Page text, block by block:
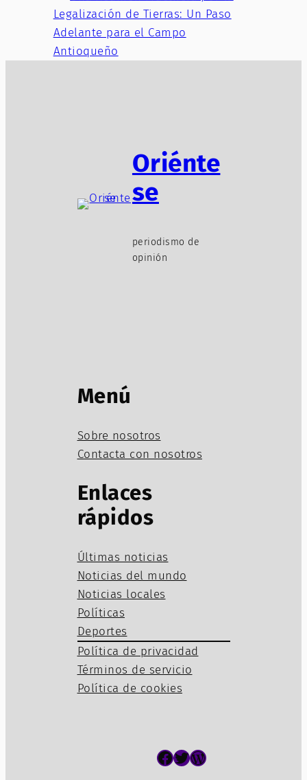
Legalización de Tierras: Un Paso
Adelante para el Campo
Antioqueño
Oriénte
se
periodismo de
opinión
Menú
Sobre nosotros
Contacta con nosotros
Enlaces
rápidos
Últimas noticias
Noticias del mundo
Noticias locales
Políticas
Deportes
Política de privacidad
Términos de servicio
Política de cookies
Facebook Twitter WordPress